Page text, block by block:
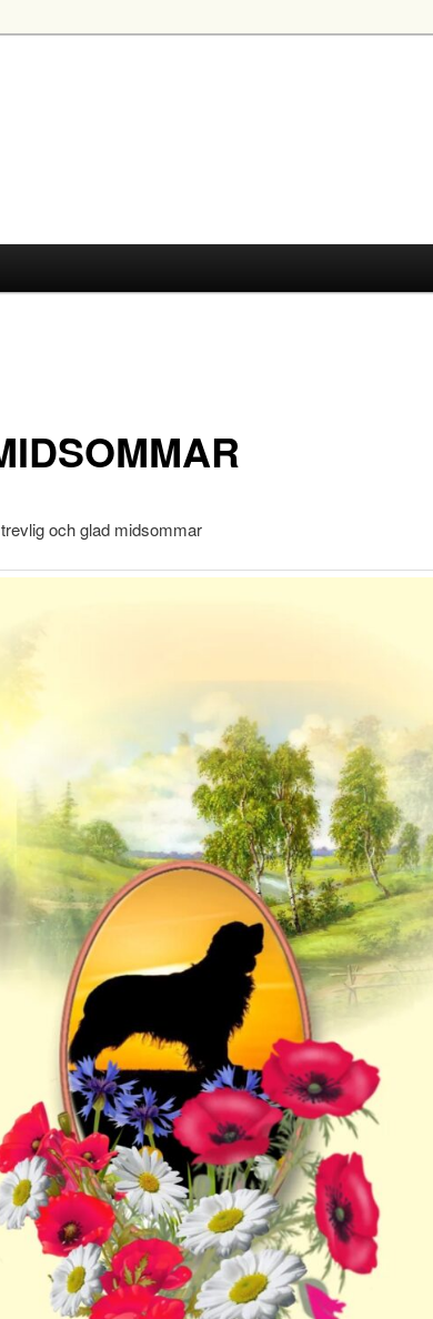
och glad midsommar